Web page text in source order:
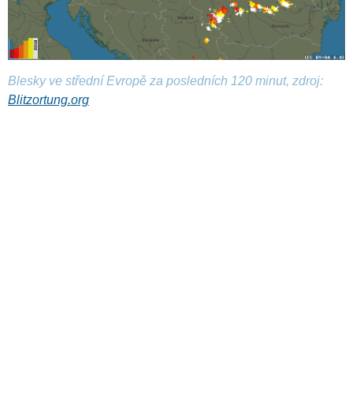
Blesky ve střední Evropě za posledních 120 minut, zdroj:
Blitzortung.org